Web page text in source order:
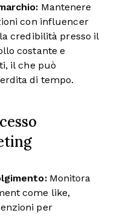
Mantenere
con influencer
credibilità presso il
costante e
il che può
di tempo.
Monitora
come like,
per